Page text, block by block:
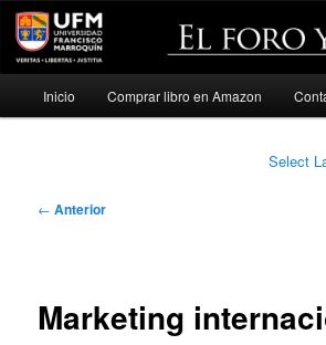
Ir
Inicio Comprar libro en Amazon
Select
Navegación
← Anterior
Marketing